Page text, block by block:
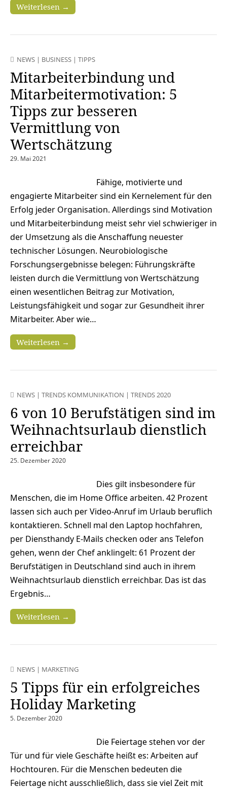
Weiterlesen →
NEWS | BUSINESS | TIPPS
Mitarbeiterbindung und
Mitarbeitermotivation: 5
Tipps zur besseren
Vermittlung von
Wertschätzung
29. Mai 2021
Fähige, motivierte und
engagierte Mitarbeiter sind ein Kernelement für den
Erfolg jeder Organisation. Allerdings sind Motivation
und Mitarbeiterbindung meist sehr viel schwieriger in
der Umsetzung als die Anschaffung neuester
technischer Lösungen. Neurobiologische
Forschungsergebnisse belegen: Führungskräfte
leisten durch die Vermittlung von Wertschätzung
einen wesentlichen Beitrag zur Motivation,
Leistungsfähigkeit und sogar zur Gesundheit ihrer
Mitarbeiter. Aber wie…
Weiterlesen →
NEWS | TRENDS KOMMUNIKATION | TRENDS 2020
6 von 10 Berufstätigen sind im
Weihnachtsurlaub dienstlich
erreichbar
25. Dezember 2020
Dies gilt insbesondere für
Menschen, die im Home Office arbeiten. 42 Prozent
lassen sich auch per Video-Anruf im Urlaub beruflich
kontaktieren. Schnell mal den Laptop hochfahren,
per Diensthandy E-Mails checken oder ans Telefon
gehen, wenn der Chef anklingelt: 61 Prozent der
Berufstätigen in Deutschland sind auch in ihrem
Weihnachtsurlaub dienstlich erreichbar. Das ist das
Ergebnis…
Weiterlesen →
NEWS | MARKETING
5 Tipps für ein erfolgreiches
Holiday Marketing
5. Dezember 2020
Die Feiertage stehen vor der
Tür und für viele Geschäfte heißt es: Arbeiten auf
Hochtouren. Für die Menschen bedeuten die
Feiertage nicht ausschließlich, dass sie viel Zeit mit